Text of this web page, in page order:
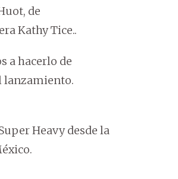
de
Kathy Tice..
a hacerlo de
lanzamiento.
Heavy desde la